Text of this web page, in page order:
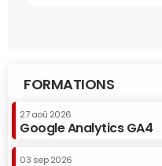
FORMATIONS
27 aoû 2026
Google Analytics GA4
03 sep 2026